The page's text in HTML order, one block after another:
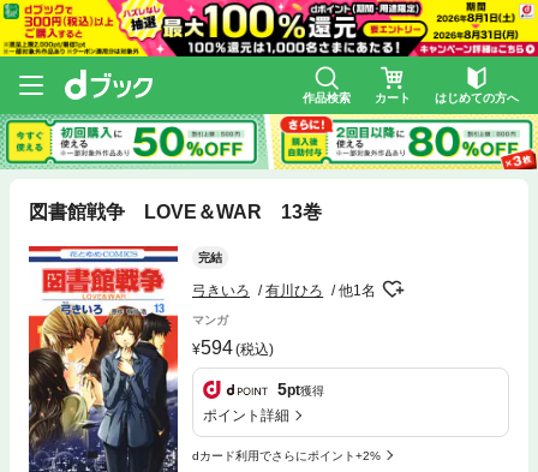
作品検索 カート はじめての方へ
図書館戦争 LOVE＆WAR 13巻
完結
弓きいろ 有川ひろ 他1名
マンガ
594(税込)
5pt獲得
ポイント詳細
dカード利用でさらにポイント+2%